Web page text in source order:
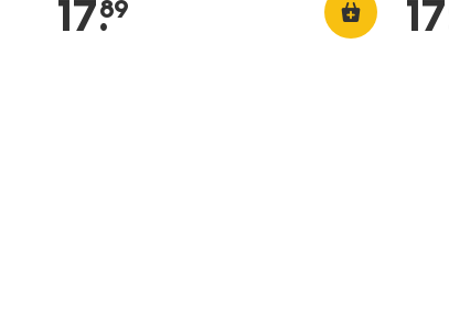
17.
89 17